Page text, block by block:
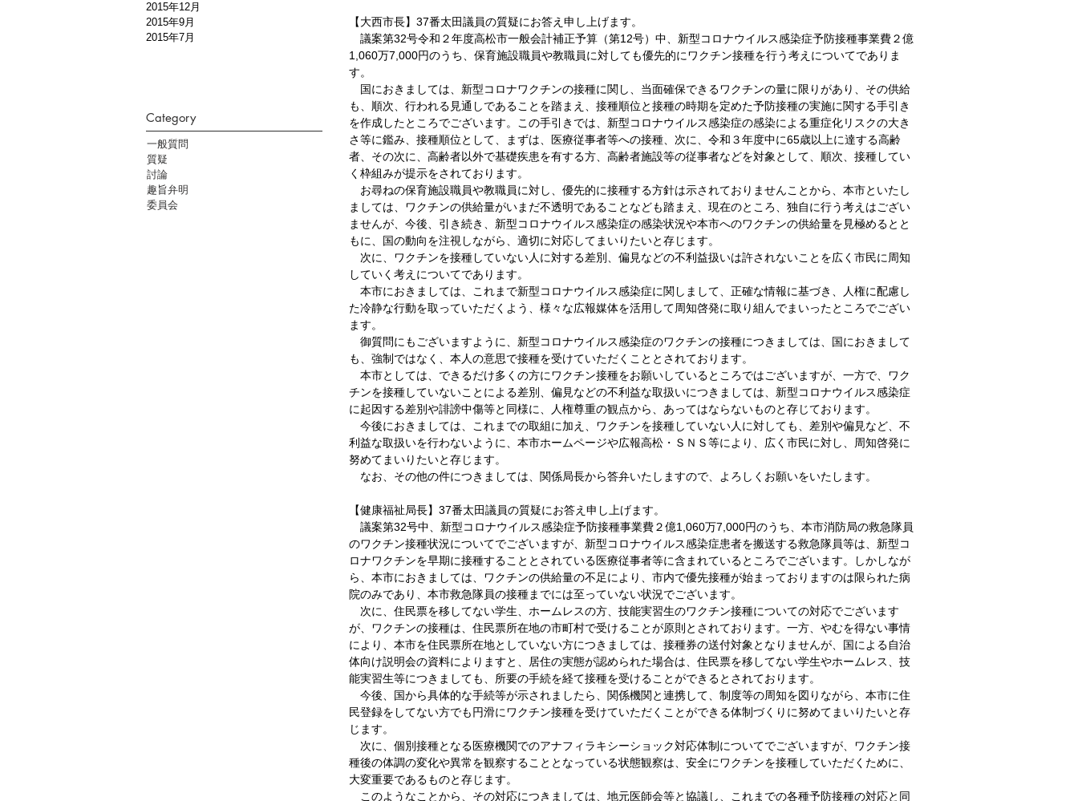
【大西市長】37番太田議員の質疑にお答え申し上げます。
議案第32号令和２年度高松市一般会計補正予算（第12号）中、新型コロナウイルス感染症予防接種事業費２億
1,060万7,000円のうち、保育施設職員や教職員に対しても優先的にワクチン接種を行う考えについてでありま
す。
国におきましては、新型コロナワクチンの接種に関し、当面確保できるワクチンの量に限りがあり、その供給
も、順次、行われる見通しであることを踏まえ、接種順位と接種の時期を定めた予防接種の実施に関する手引き
を作成したところでございます。この手引きでは、新型コロナウイルス感染症の感染による重症化リスクの大き
さ等に鑑み、接種順位として、まずは、医療従事者等への接種、次に、令和３年度中に65歳以上に達する高齢
者、その次に、高齢者以外で基礎疾患を有する方、高齢者施設等の従事者などを対象として、順次、接種してい
く枠組みが提示をされております。
お尋ねの保育施設職員や教職員に対し、優先的に接種する方針は示されておりませんことから、本市といたし
ましては、ワクチンの供給量がいまだ不透明であることなども踏まえ、現在のところ、独自に行う考えはござい
ませんが、今後、引き続き、新型コロナウイルス感染症の感染状況や本市へのワクチンの供給量を見極めるとと
もに、国の動向を注視しながら、適切に対応してまいりたいと存じます。
次に、ワクチンを接種していない人に対する差別、偏見などの不利益扱いは許されないことを広く市民に周知
していく考えについてであります。
本市におきましては、これまで新型コロナウイルス感染症に関しまして、正確な情報に基づき、人権に配慮し
た冷静な行動を取っていただくよう、様々な広報媒体を活用して周知啓発に取り組んでまいったところでござい
ます。
御質問にもございますように、新型コロナウイルス感染症のワクチンの接種につきましては、国におきまして
も、強制ではなく、本人の意思で接種を受けていただくこととされております。
本市としては、できるだけ多くの方にワクチン接種をお願いしているところではございますが、一方で、ワク
チンを接種していないことによる差別、偏見などの不利益な取扱いにつきましては、新型コロナウイルス感染症
に起因する差別や誹謗中傷等と同様に、人権尊重の観点から、あってはならないものと存じております。
今後におきましては、これまでの取組に加え、ワクチンを接種していない人に対しても、差別や偏見など、不
利益な取扱いを行わないように、本市ホームページや広報高松・ＳＮＳ等により、広く市民に対し、周知啓発に
努めてまいりたいと存じます。
なお、その他の件につきましては、関係局長から答弁いたしますので、よろしくお願いをいたします。
【健康福祉局長】37番太田議員の質疑にお答え申し上げます。
議案第32号中、新型コロナウイルス感染症予防接種事業費２億1,060万7,000円のうち、本市消防局の救急隊員
のワクチン接種状況についてでございますが、新型コロナウイルス感染症患者を搬送する救急隊員等は、新型コ
ロナワクチンを早期に接種することとされている医療従事者等に含まれているところでございます。しかしなが
ら、本市におきましては、ワクチンの供給量の不足により、市内で優先接種が始まっておりますのは限られた病
院のみであり、本市救急隊員の接種までには至っていない状況でございます。
次に、住民票を移してない学生、ホームレスの方、技能実習生のワクチン接種についての対応でございます
が、ワクチンの接種は、住民票所在地の市町村で受けることが原則とされております。一方、やむを得ない事情
により、本市を住民票所在地としていない方につきましては、接種券の送付対象となりませんが、国による自治
体向け説明会の資料によりますと、居住の実態が認められた場合は、住民票を移してない学生やホームレス、技
能実習生等につきましても、所要の手続を経て接種を受けることができるとされております。
今後、国から具体的な手続等が示されましたら、関係機関と連携して、制度等の周知を図りながら、本市に住
民登録をしてない方でも円滑にワクチン接種を受けていただくことができる体制づくりに努めてまいりたいと存
じます。
次に、個別接種となる医療機関でのアナフィラキシーショック対応体制についてでございますが、ワクチン接
種後の体調の変化や異常を観察することとなっている状態観察は、安全にワクチンを接種していただくために、
大変重要であるものと存じます。
このようなことから、その対応につきましては、地元医師会等と協議し、これまでの各種予防接種の対応と同
一般質問
質疑
討論
趣旨弁明
委員会
Category
2015年12月
2015年9月
2015年7月